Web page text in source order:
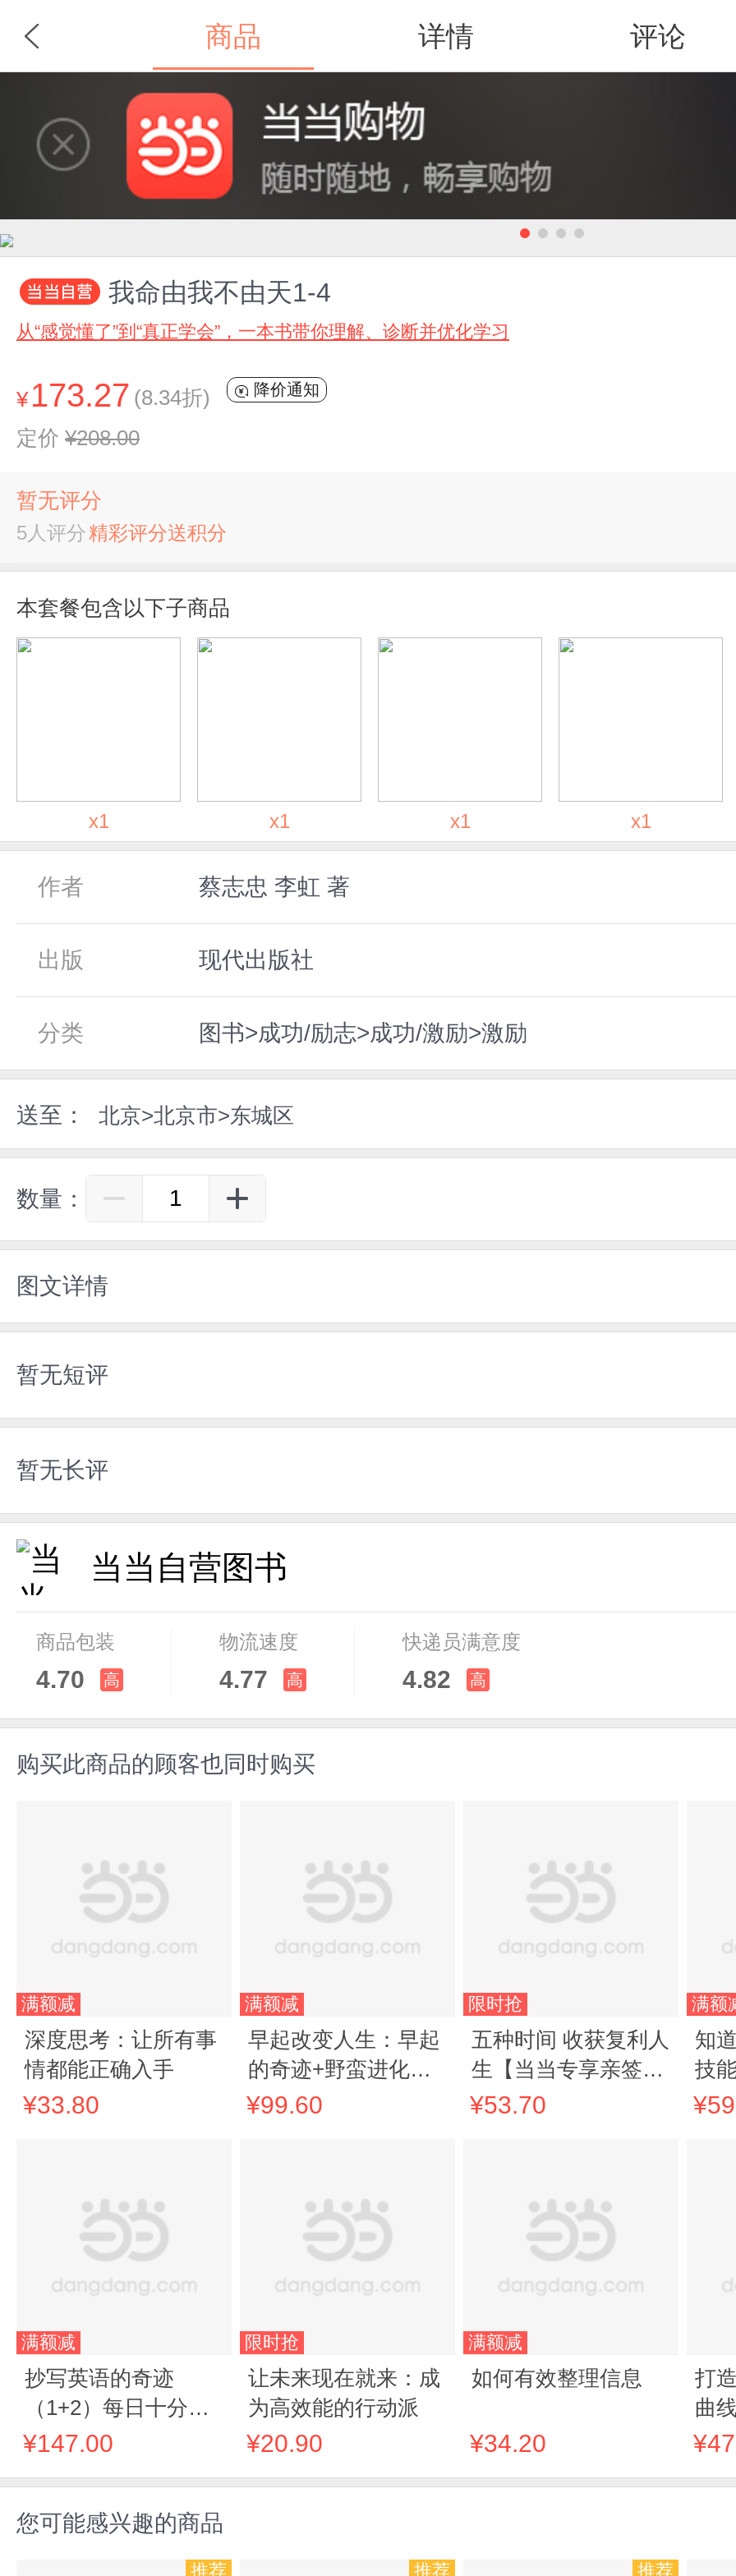
商品 详情 评论
分类
我命由我不由天1-4
从“感觉懂了”到“真正学会”，一本书带你理解、诊断并优化学习
¥ 173.27 (8.34折) 降价通知
定价 ¥208.00
暂无评分
5人评分精彩评分送积分
本套餐包含以下子商品
x1 x1 x1 x1
作者 蔡志忠 李虹 著
出版 现代出版社
分类 图书>成功/励志>成功/激励>激励
送至： 北京>北京市>东城区
数量：
图文详情
暂无短评
暂无长评
当当自营图书
商品包装
4.70 高
物流速度
4.77 高
快递员满意度
4.82 高
购买此商品的顾客也同时购买
满额减
深度思考：让所有事
情都能正确入手
¥33.80
满额减
抄写英语的奇迹
（1+2）每日十分钟
抄写阅读，从英文积
中持续沉淀、自我成
¥147.00
满额减
早起改变人生：早起
的奇迹+野蛮进化
（全新升级版）套装
¥99.60
限时抢
让未来现在就来：成
为高效能的行动派
¥20.90
限时抢
五种时间 收获复利人
生【当当专享亲签
版】五种时间升级版
¥53.70
满额减
如何有效整理信息
¥34.20
满额
知
技
握
打
曲
您可能感兴趣的商品
推荐 推荐 推荐